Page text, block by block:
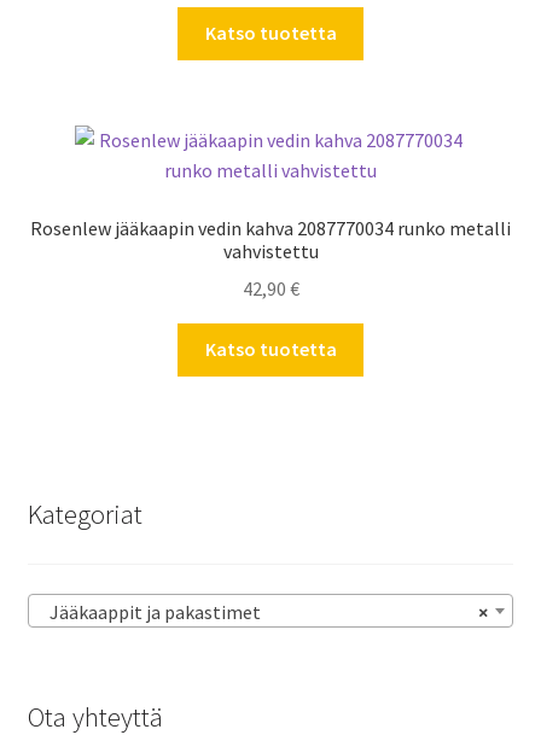
Katso tuotetta
Rosenlew jääkaapin vedin kahva 2087770034 runko metalli
vahvistettu
42,90 €
Katso tuotetta
Kategoriat
×
Jääkaappit ja pakastimet
Ota yhteyttä